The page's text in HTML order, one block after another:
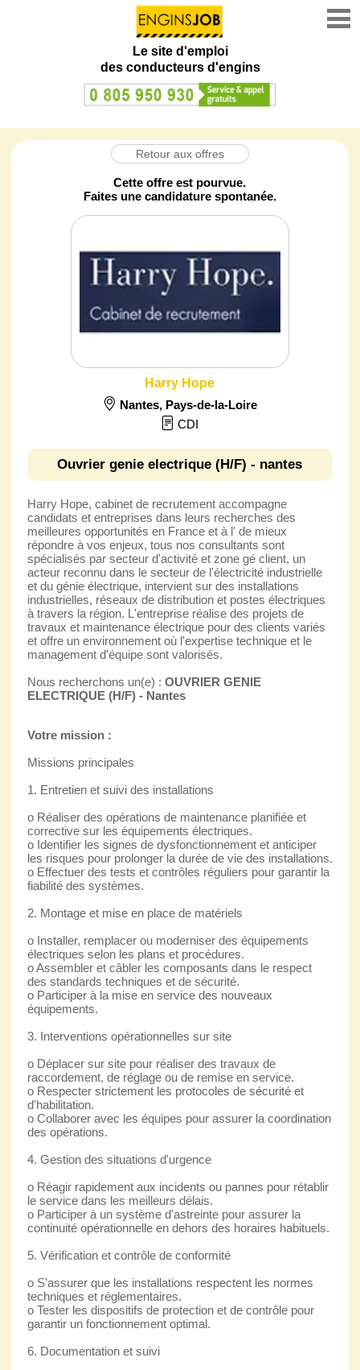
Le site d'emploi
des conducteurs d'engins
Retour aux offres
Cette offre est pourvue.
Faites une candidature spontanée.
Harry Hope
Nantes, Pays-de-la-Loire
CDI
Ouvrier genie electrique (H/F) - nantes
Harry Hope, cabinet de recrutement accompagne
candidats et entreprises dans leurs recherches des
meilleures opportunités en France et à l' de mieux
répondre à vos enjeux, tous nos consultants sont
spécialisés par secteur d'activité et zone gé client, un
acteur reconnu dans le secteur de l'électricité industrielle
et du génie électrique, intervient sur des installations
industrielles, réseaux de distribution et postes électriques
à travers la région. L'entreprise réalise des projets de
travaux et maintenance électrique pour des clients variés
et offre un environnement où l'expertise technique et le
management d'équipe sont valorisés.
Nous recherchons un(e) : OUVRIER GENIE
ELECTRIQUE (H/F) - Nantes
Votre mission :
Missions principales
1. Entretien et suivi des installations
o Réaliser des opérations de maintenance planifiée et
corrective sur les équipements électriques.
o Identifier les signes de dysfonctionnement et anticiper
les risques pour prolonger la durée de vie des installations.
o Effectuer des tests et contrôles réguliers pour garantir la
fiabilité des systèmes.
2. Montage et mise en place de matériels
o Installer, remplacer ou moderniser des équipements
électriques selon les plans et procédures.
o Assembler et câbler les composants dans le respect
des standards techniques et de sécurité.
o Participer à la mise en service des nouveaux
équipements.
3. Interventions opérationnelles sur site
o Déplacer sur site pour réaliser des travaux de
raccordement, de réglage ou de remise en service.
o Respecter strictement les protocoles de sécurité et
d'habilitation.
o Collaborer avec les équipes pour assurer la coordination
des opérations.
4. Gestion des situations d'urgence
o Réagir rapidement aux incidents ou pannes pour rétablir
le service dans les meilleurs délais.
o Participer à un système d'astreinte pour assurer la
continuité opérationnelle en dehors des horaires habituels.
5. Vérification et contrôle de conformité
o S'assurer que les installations respectent les normes
techniques et réglementaires.
o Tester les dispositifs de protection et de contrôle pour
garantir un fonctionnement optimal.
6. Documentation et suivi